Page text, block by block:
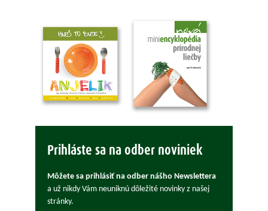
Prihláste sa na odber noviniek
Môžete sa prihlásiť na odber nášho Newslettera
a už nikdy Vám neuniknú dôležité novinky z našej
stránky.